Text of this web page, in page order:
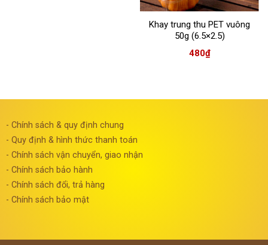
Khay trung thu PET vuông
50g (6.5×2.5)
480₫
- Chính sách & quy định chung
- Quy định & hình thức thanh toán
- Chính sách vận chuyển, giao nhận
- Chính sách bảo hành
- Chính sách đổi, trả hàng
- Chính sách bảo mật